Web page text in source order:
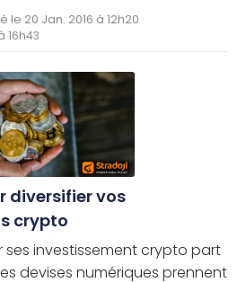
le 20 Jan. 2016 à 12h20
16h43
diversifier vos
crypto
ses investissement crypto part
devises numériques prennent